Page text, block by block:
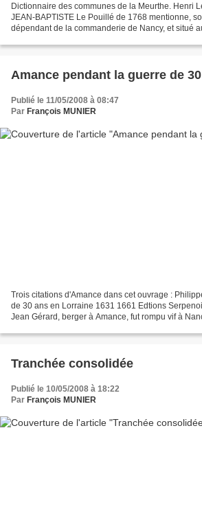
Dictionnaire des communes de la Meurthe. Henri
JEAN-BAPTISTE Le Pouillé de 1768 mentionne,
dépendant de la commanderie de Nancy, et situé
Amance pendant la guerre de
Publié le 11/05/2008 à 08:47
Par François MUNIER
Trois citations d'Amance dans cet ouvrage :
de 30 ans en Lorraine 1631 1661 Edtions
Jean Gérard, berger à Amance, fut rompu vif à
Tranchée consolidée
Publié le 10/05/2008 à 18:22
Par François MUNIER